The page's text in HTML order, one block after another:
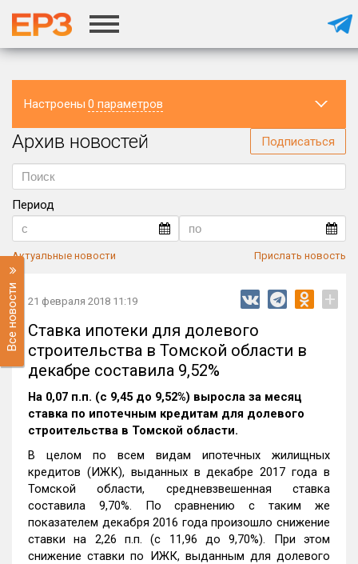
Настроены 0 параметров
Регион
Архив новостей Подписаться
Период
Актуальные новости Прислать новость
Все новости 21 февраля 2018 11:19 +
Ставка ипотеки для долевого
строительства в Томской области в
декабре составила 9,52%
На 0,07 п.п. (с 9,45 до 9,52%) выросла за месяц
ставка по ипотечным кредитам для долевого
строительства в Томской области.
В целом по всем видам ипотечных жилищных
кредитов (ИЖК), выданных в декабре 2017 года в
Томской области, средневзвешенная ставка
составила 9,70%. По сравнению с таким же
показателем декабря 2016 года произошло снижение
ставки на 2,26 п.п. (с 11,96 до 9,70%). При этом
снижение ставки по ИЖК, выданным для долевого